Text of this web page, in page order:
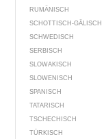
RUMÄNISCH
SCHOTTISCH-GÄLISCH
SCHWEDISCH
SERBISCH
SLOWAKISCH
SLOWENISCH
SPANISCH
TATARISCH
TSCHECHISCH
TÜRKISCH